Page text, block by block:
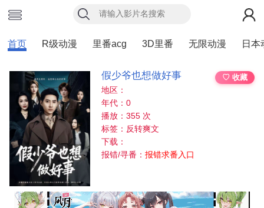
首页 R级动漫 里番acg 3D里番 无限动漫 日本
假少爷也想做好事
♡ 收藏
地区：
年代：0
播放：355 次
标签：反转爽文
下载：
报错/寻番：报错求番入口